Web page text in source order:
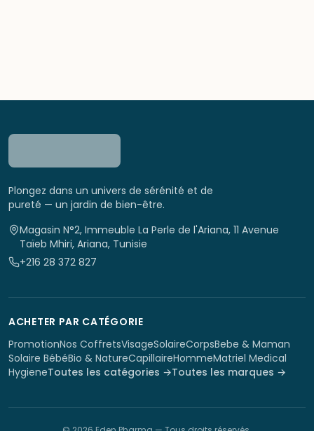
Plongez dans un univers de sérénité et de
pureté — un jardin de bien-être.
Magasin N°2, Immeuble La Perle de l'Ariana, 11 Avenue
Taïeb Mhiri, Ariana, Tunisie
+216 28 372 827
ACHETER PAR CATÉGORIE
PromotionNos CoffretsVisageSolaireCorpsBebe & Maman
Solaire BébéBio & NatureCapillaireHommeMatriel Medical
HygieneToutes les catégories →Toutes les marques →